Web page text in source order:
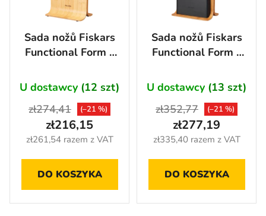
Sada nožů Fiskars
Functional Form v
3 ks - 1057553
U dostawcy (12 szt)
zł261,54 razem z VAT
zł216,15
zł274,41 (–21 %)
DO KOSZYKA
Sada nožů Fiskars
Functional Form v
5 ks - 1057552
U dostawcy (13 szt)
zł335,40 razem z VAT
zł277,19
zł352,77 (–21 %)
DO KOSZYKA